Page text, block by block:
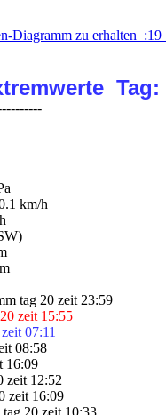
Diagramm zu erhalten  :19
Tag:
km/h
zeit 15:55
07:11
08:58
16:09
zeit 12:52
zeit 16:09
20 zeit 10:33